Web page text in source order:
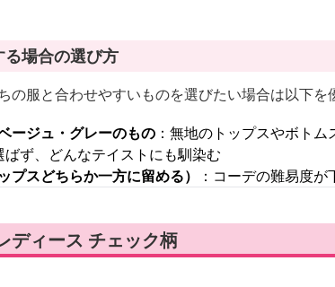
場合の選び方
服と合わせやすいものを選びたい場合は以下を
ージュ・グレーのもの ：無地のトップスやボト
ばず、どんなテイストにも馴染む
スどちらか一方に留める）
：コーデの難易度が
ディース チェック柄